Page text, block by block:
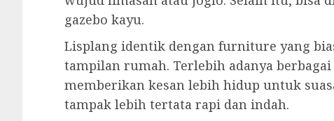
gazebo kayu.
Lisplang identik dengan furniture yang
tampilan rumah. Terlebih adanya
memberikan kesan lebih hidup untuk
tampak lebih tertata rapi dan indah.